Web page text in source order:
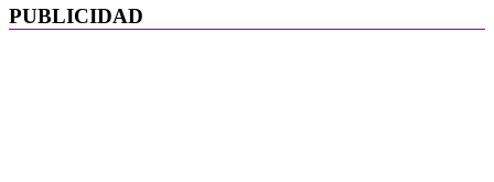
PUBLICIDAD